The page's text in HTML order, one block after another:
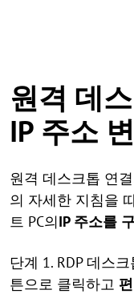
원격 데
IP 주소
원격 데스크톱 연
의 자세한 지침을
트 PC의IP 주소를
단계 1. RDP 데스
튼으로 클릭하고